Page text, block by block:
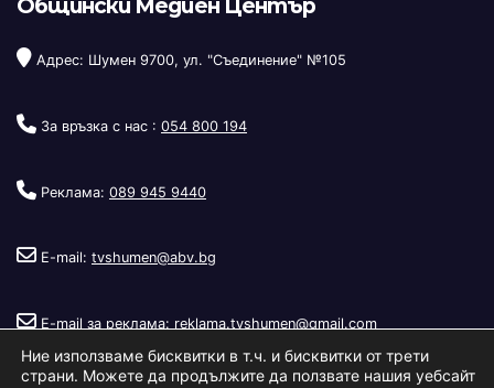
Адрес: Шумен 9700, ул. "Съединение" №105
За връзка с нас : 054 800 194
Реклама: 089 945 9440
E-mail: tvshumen@abv.bg
E-mail за реклама: reklama.tvshumen@gmail.com
Ние използваме бисквитки в т.ч. и бисквитки от трети
страни. Можете да продължите да ползвате нашия уебсайт